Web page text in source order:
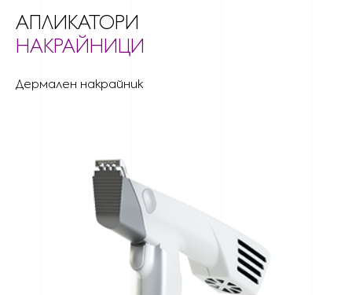
АПЛИКАТОРИ
НАКРАЙНИЦИ
Дермален накрайник